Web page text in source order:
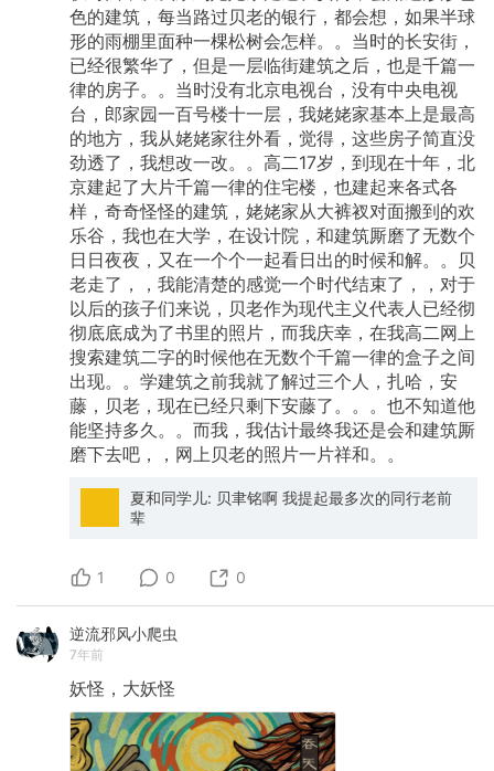
色的建筑，每当路过贝老的银行，都会想，如果半球
形的雨棚里面种一棵松树会怎样。。当时的长安街，
已经很繁华了，但是一层临街建筑之后，也是千篇一
律的房子。。当时没有北京电视台，没有中央电视
台，郎家园一百号楼十一层，我姥姥家基本上是最高
的地方，我从姥姥家往外看，觉得，这些房子简直没
劲透了，我想改一改。。高二17岁，到现在十年，北
京建起了大片千篇一律的住宅楼，也建起来各式各
样，奇奇怪怪的建筑，姥姥家从大裤衩对面搬到的欢
乐谷，我也在大学，在设计院，和建筑厮磨了无数个
日日夜夜，又在一个个一起看日出的时候和解。。贝
老走了，，我能清楚的感觉一个时代结束了，，对于
以后的孩子们来说，贝老作为现代主义代表人已经彻
彻底底成为了书里的照片，而我庆幸，在我高二网上
搜索建筑二字的时候他在无数个千篇一律的盒子之间
出现。。学建筑之前我就了解过三个人，扎哈，安
藤，贝老，现在已经只剩下安藤了。。。也不知道他
能坚持多久。。而我，我估计最终我还是会和建筑厮
磨下去吧，，网上贝老的照片一片祥和。。
夏和同学儿: 贝聿铭啊 我提起最多次的同行老前
辈
1 0 0
逆流邪风小爬虫
7年前
妖怪，大妖怪